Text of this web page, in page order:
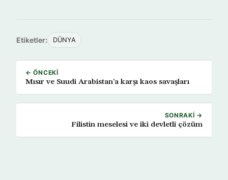
Etiketler: DÜNYA
← ÖNCEKI
Mısır ve Suudi Arabistan’a karşı kaos savaşları
SONRAKI →
Filistin meselesi ve iki devletli çözüm